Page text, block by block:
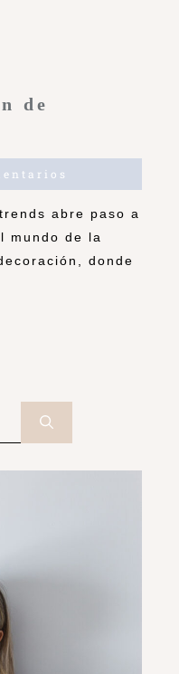
de
abre paso a
mundo de la
donde